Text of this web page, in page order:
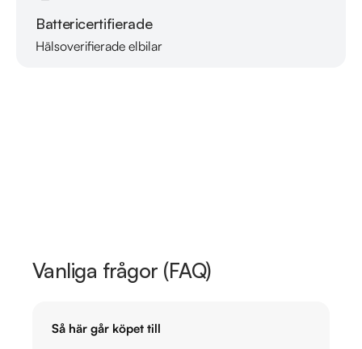
Battericertifierade
Hälsoverifierade elbilar
Läs mer om oss
Vanliga frågor (FAQ)
Så här går köpet till